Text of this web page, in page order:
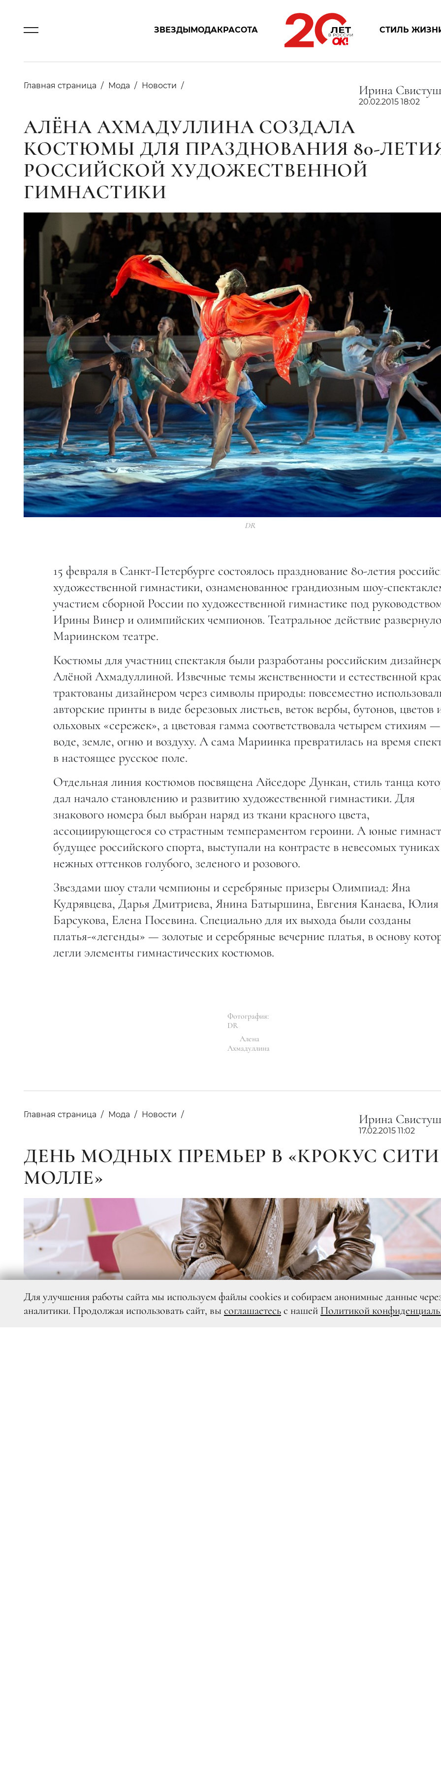
ЗВЕЗДЫМОДАКРАСОТА СТИЛЬ
Главная страница Мода Новости Ирина
20.02.2015 18:02
АЛЁНА АХМАДУЛЛИНА СОЗДАЛА
КОСТЮМЫ ДЛЯ ПРАЗДНОВАНИЯ 80-
РОССИЙСКОЙ ХУДОЖЕСТВЕННОЙ
ГИМНАСТИКИ
DR
15 февраля в Санкт-Петербурге состоялось празднование 80-летия
художественной гимнастики, ознаменованное грандиозным шоу-
участием сборной России по художественной гимнастике под
Ирины Винер и олимпийских чемпионов. Театральное действие
Мариинском театре.
Костюмы для участниц спектакля были разработаны российским
Алёной Ахмадуллиной. Извечные темы женственности и естественной
трактованы дизайнером через символы природы: повсеместно
авторские принты в виде березовых листьев, веток вербы, бутонов, цветов
ольховых «сережек», а цветовая гамма соответствовала четырем стихиям —
воде, земле, огню и воздуху. А сама Мариинка превратилась на время
в настоящее русское поле.
Отдельная линия костюмов посвящена Айседоре Дункан, стиль танца
дал начало становлению и развитию художественной гимнастики. Для
знакового номера был выбран наряд из ткани красного цвета,
ассоциирующегося со страстным темпераментом героини. А юные
будущее российского спорта, выступали на контрасте в невесомых туниках
нежных оттенков голубого, зеленого и розового.
Звездами шоу стали чемпионы и серебряные призеры Олимпиад: Яна
Кудрявцева, Дарья Дмитриева, Янина Батыршина, Евгения Канаева, Юлия
Барсукова, Елена Посевина. Специально для их выхода были созданы
платья-«легенды» — золотые и серебряные вечерние платья, в основу
легли элементы гимнастических костюмов.
Фотография:
DR
Алена
Ахмадуллина
Главная страница Мода Новости Ирина
17.02.2015 11:02
ДЕНЬ МОДНЫХ ПРЕМЬЕР В «КРОКУС СИТИ
МОЛЛЕ»
Для улучшения работы сайта мы используем файлы cookies и собираем анонимные данные
аналитики. Продолжая использовать сайт, вы соглашаетесьс нашей Политикой